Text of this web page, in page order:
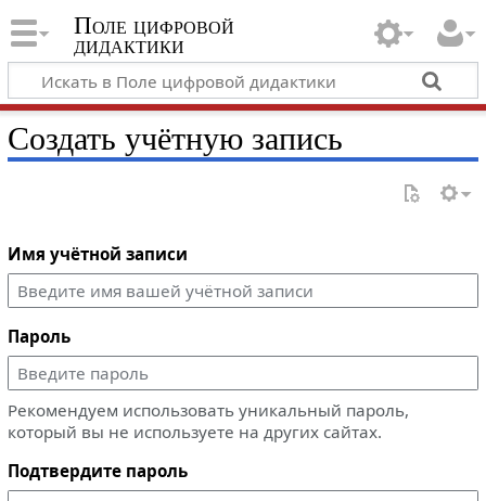
Поле цифровой
дидактики
Создать учётную запись
Имя учётной записи
Пароль
Рекомендуем использовать уникальный пароль,
который вы не используете на других сайтах.
Подтвердите пароль